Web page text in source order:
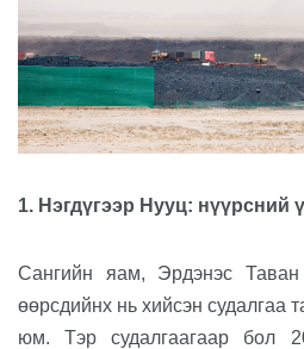
1. Нэгдүгээр Нууц: нүүрсний
Сангийн яам, Эрдэнэс
өөрсдийнх нь хийсэн судалгаа
юм. Тэр судалгаагаар бол